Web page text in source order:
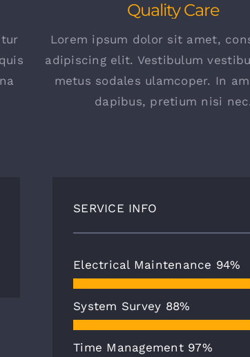
Quality Care
Lorem ipsum dolor sit amet,
adipiscing elit. Vestibulum
metus sodales ulamcoper. In
dapibus, pretium nisi
SERVICE INFO
Electrical Maintenance 94%
System Survey 88%
Time Management 97%